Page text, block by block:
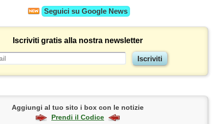
Seguici su Google News
Iscriviti gratis alla nostra newsletter
Aggiungi al tuo sito i box con le notizie
Prendi il Codice